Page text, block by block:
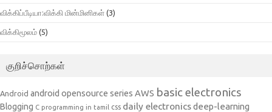
விக்கிப்பீடியா:விக்கி மின்மினிகள் (3)
விக்கிமூலம் (5)
குறிச்சொற்கள்
Android android opensource series AWS basic electronics
Blogging C programming in tamil css daily electronicsdeep-learning